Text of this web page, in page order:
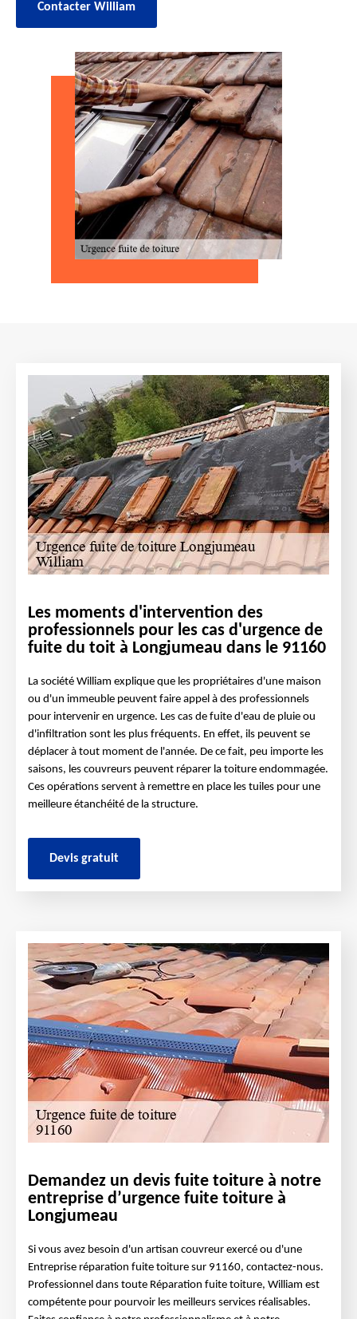
Contacter William
Les moments d'intervention des
professionnels pour les cas d'urgence de
fuite du toit à Longjumeau dans le 91160
La société William explique que les propriétaires d'une maison
ou d'un immeuble peuvent faire appel à des professionnels
pour intervenir en urgence. Les cas de fuite d'eau de pluie ou
d'infiltration sont les plus fréquents. En effet, ils peuvent se
déplacer à tout moment de l'année. De ce fait, peu importe les
saisons, les couvreurs peuvent réparer la toiture endommagée.
Ces opérations servent à remettre en place les tuiles pour une
meilleure étanchéité de la structure.
Devis gratuit
Demandez un devis fuite toiture à notre
entreprise d’urgence fuite toiture à
Longjumeau
Si vous avez besoin d'un artisan couvreur exercé ou d'une
Entreprise réparation fuite toiture sur 91160, contactez-nous.
Professionnel dans toute Réparation fuite toiture, William est
compétente pour pourvoir les meilleurs services réalisables.